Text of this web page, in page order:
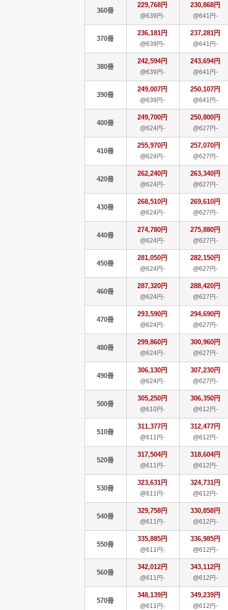
360冊
229,768円
@639円-
230,868円
@641円-
370冊
236,181円
@639円-
237,281円
@641円-
380冊
242,594円
@639円-
243,694円
@641円-
390冊
249,007円
@639円-
250,107円
@641円-
400冊
249,700円
@624円-
250,800円
@627円-
410冊
255,970円
@624円-
257,070円
@627円-
420冊
262,240円
@624円-
263,340円
@627円-
430冊
268,510円
@624円-
269,610円
@627円-
440冊
274,780円
@624円-
275,880円
@627円-
450冊
281,050円
@624円-
282,150円
@627円-
460冊
287,320円
@624円-
288,420円
@627円-
470冊
293,590円
@624円-
294,690円
@627円-
480冊
299,860円
@624円-
300,960円
@627円-
490冊
306,130円
@624円-
307,230円
@627円-
500冊
305,250円
@610円-
306,350円
@612円-
510冊
311,377円
@611円-
312,477円
@612円-
520冊
317,504円
@611円-
318,604円
@612円-
530冊
323,631円
@611円-
324,731円
@612円-
540冊
329,758円
@611円-
330,858円
@612円-
550冊
335,885円
@611円-
336,985円
@612円-
560冊
342,012円
@611円-
343,112円
@612円-
570冊
348,139円
@611円-
349,239円
@612円-